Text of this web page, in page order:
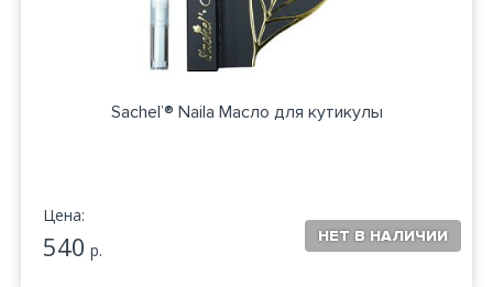
Sachel’® Naila Масло для кутикулы
Цена:
540 р.